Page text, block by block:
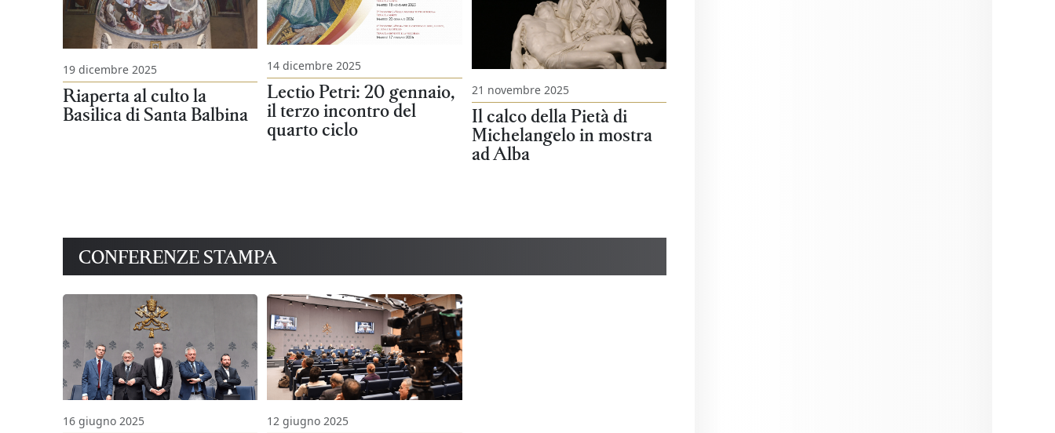
19 dicembre 2025
Riaperta al culto la
Basilica di Santa Balbina
14 dicembre 2025
Lectio Petri: 20 gennaio,
il terzo incontro del
quarto ciclo
21 novembre 2025
Il calco della Pietà di
Michelangelo in mostra
ad Alba
CONFERENZE STAMPA
16 giugno 2025 12 giugno 2025